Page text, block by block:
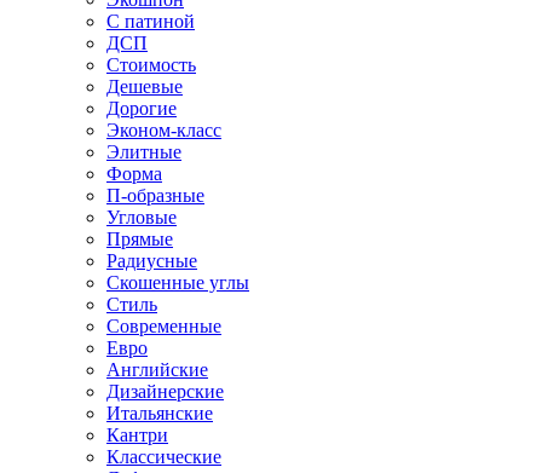
С патиной
ДСП
Стоимость
Дешевые
Дорогие
Эконом-класс
Элитные
Форма
П-образные
Угловые
Прямые
Радиусные
Скошенные углы
Стиль
Современные
Евро
Английские
Дизайнерские
Итальянские
Кантри
Классические